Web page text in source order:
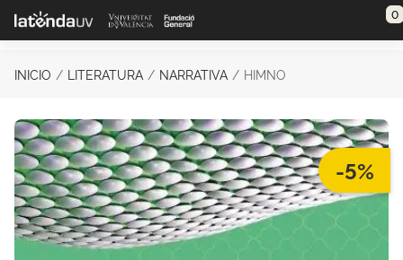
Saltar al contenido principal 0
INICIO LITERATURA NARRATIVA HIMNO
-5%